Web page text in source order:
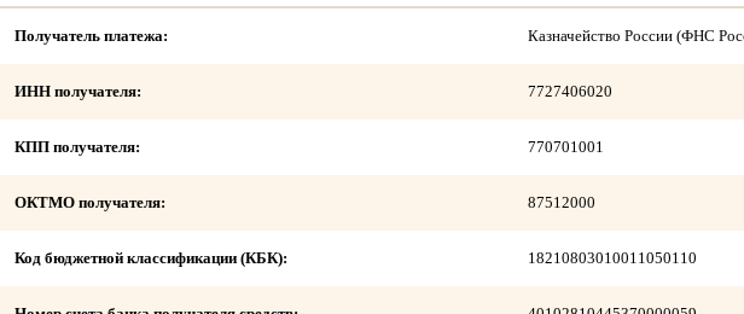
Получатель платежа: Казначейство России (ФНС
ИНН получателя: 7727406020
КПП получателя: 770701001
ОКТМО получателя: 87512000
Код бюджетной классификации (КБК): 18210803010011050110